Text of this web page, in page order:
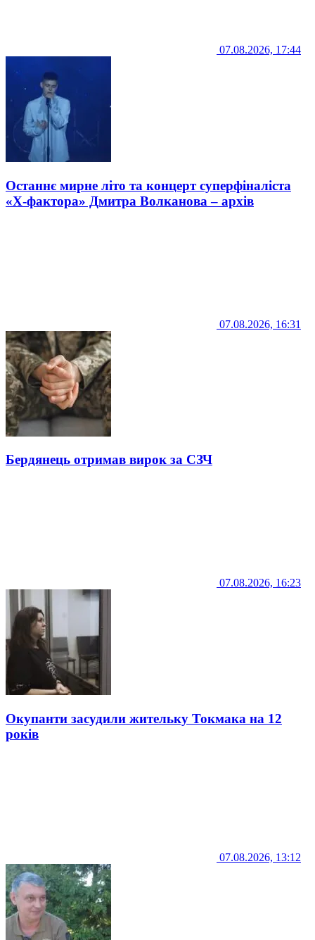
07.08.2026, 17:44
Останнє мирне літо та концерт суперфіналіста
«Х-фактора» Дмитра Волканова – архів
07.08.2026, 16:31
Бердянець отримав вирок за СЗЧ
07.08.2026, 16:23
Окупанти засудили жительку Токмака на 12
років
07.08.2026, 13:12